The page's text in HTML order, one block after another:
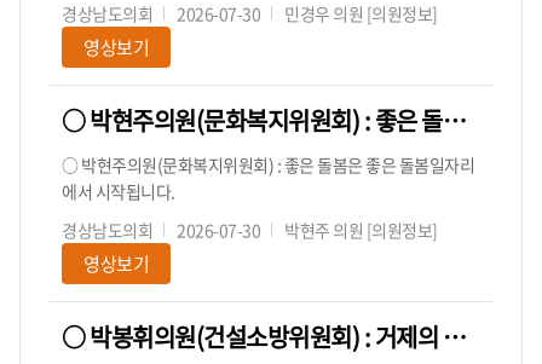
경상남도의회
2026-07-30 민경우 의원 [의원정보]
영상보기
○ 박현주의원(문화복지위원회) : 좋은 돌봄은 좋은 돌봄일자리에서 시작됩니다.
○ 박현주의원(문화복지위원회) : 좋은 돌봄은 좋은 돌봄일자리
에서 시작됩니다.
경상남도의회
2026-07-30 박현주 의원 [의원정보]
영상보기
○ 박봉휘의원(건설소방위원회) : 거제의 미래를 살리는 개발, 노자산의 생명도 함께 지켜야!